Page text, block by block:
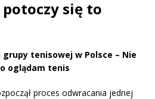
się to
grupy tenisowej w Polsce – Nie
oglądam tenis
proces odwracania jednej